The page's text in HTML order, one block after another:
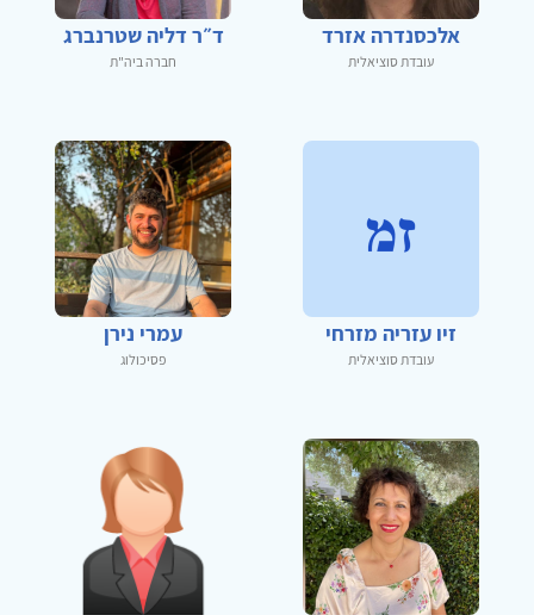
אלכסנדרה אזרד
עובדת סוציאלית
ד״ר דליה שטרנברג
חברה ביה"ת
זיו עזריה מזרחי
עובדת סוציאלית
עמרי נירן
פסיכולוג